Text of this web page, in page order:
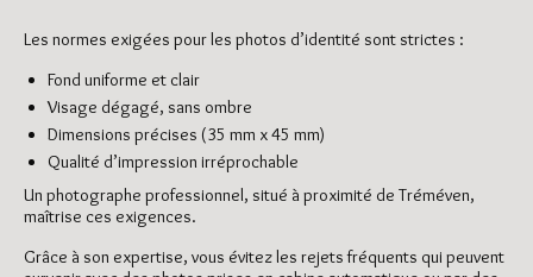
Les normes exigées pour les photos d’identité sont strictes :
Fond uniforme et clair
Visage dégagé, sans ombre
Dimensions précises (35 mm x 45 mm)
Qualité d’impression irréprochable
Un photographe professionnel, situé à proximité de Tréméven,
maîtrise ces exigences.
Grâce à son expertise, vous évitez les rejets fréquents qui peuvent